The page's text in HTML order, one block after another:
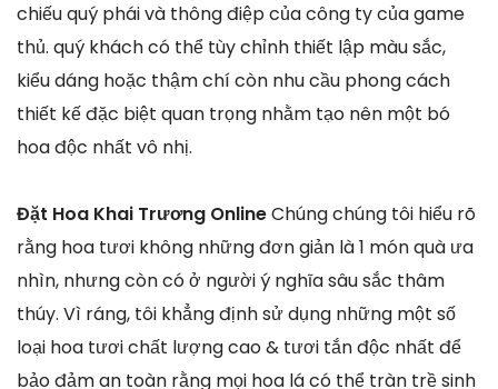
chiếu quý phái và thông điệp của công ty của game
thủ. quý khách có thể tùy chỉnh thiết lập màu sắc,
kiểu dáng hoặc thậm chí còn nhu cầu phong cách
thiết kế đặc biệt quan trọng nhằm tạo nên một bó
hoa độc nhất vô nhị.
Đặt Hoa Khai Trương OnlineChúng chúng tôi hiểu rõ
rằng hoa tươi không những đơn giản là 1 món quà ưa
nhìn, nhưng còn có ở người ý nghĩa sâu sắc thâm
thúy. Vì ráng, tôi khẳng định sử dụng những một số
loại hoa tươi chất lượng cao & tươi tắn độc nhất để
bảo đảm an toàn rằng mọi hoa lá có thể tràn trề sinh